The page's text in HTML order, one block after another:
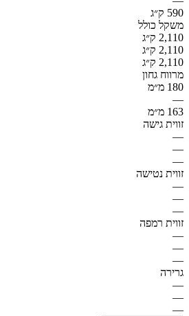
590 ק״ג
משקל כולל
2,110 ק״ג
2,110 ק״ג
2,110 ק״ג
מרווח גחון
180 מ״מ
—
163 מ״מ
זווית גישה
—
—
—
זווית נטישה
—
—
—
זווית רמפה
—
—
—
גרירה
—
—
—